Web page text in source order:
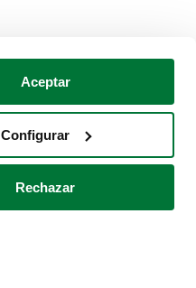
Aceptar
Configurar
Rechazar